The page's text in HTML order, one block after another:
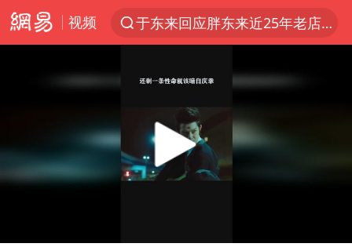
视频
于东来回应胖东来近25年老店年底关闭
《披荆斩棘2026》阵容官宣
白海豚北上或致京津冀暴雨
Play